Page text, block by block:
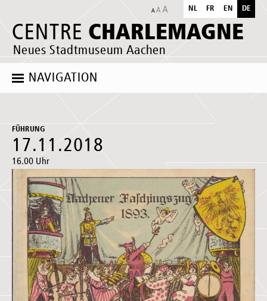
CENTRE CHARLEMAGNE
Neues Stadtmuseum Aachen
NL FR EN DE
NAVIGATION
FÜHRUNG
17.11.2018
16.00 Uhr